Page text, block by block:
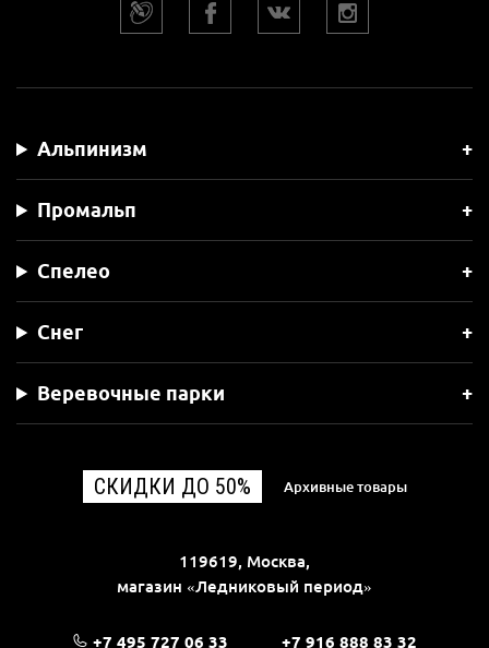
Альпинизм
Промальп
Спелео
Снег
Веревочные парки
СКИДКИ ДО 50% Архивные товары
119619, Москва,
магазин «Ледниковый период»
+7 495 727 06 33 +7 916 888 83 32